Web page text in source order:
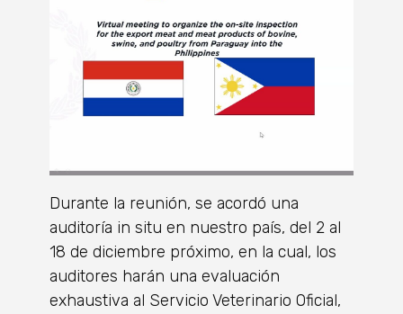
Durante la reunión, se acordó una
auditoría in situ en nuestro país, del 2 al
18 de diciembre próximo, en la cual, los
auditores harán una evaluación
exhaustiva al Servicio Veterinario Oficial,